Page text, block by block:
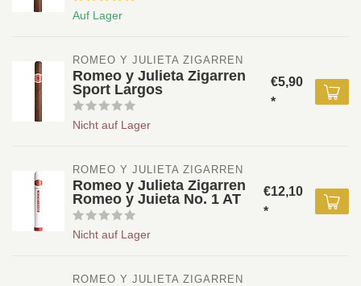
Auf Lager
ROMEO Y JULIETA ZIGARREN
Romeo y Julieta Zigarren
Sport Largos
Nicht auf Lager
€5,90
*
ROMEO Y JULIETA ZIGARREN
Romeo y Julieta Zigarren
Romeo y Juieta No. 1 AT
Nicht auf Lager
€12,10
*
ROMEO Y JULIETA ZIGARREN